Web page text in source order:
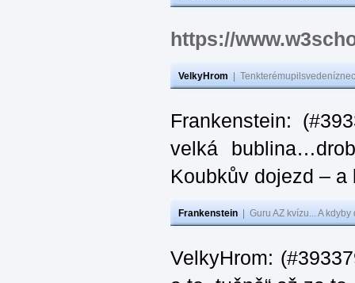
https://
VelkyHrom
Frankenstein:
velká
Koubkův dojezd –
Frankenstein Guru AZ kvízu... A
VelkyHrom: